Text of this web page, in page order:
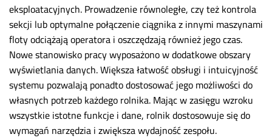
eksploatacyjnych. Prowadzenie równoległe, czy też kontrola
sekcji lub optymalne połączenie ciągnika z innymi maszynami
floty odciążają operatora i oszczędzają również jego czas.
Nowe stanowisko pracy wyposażono w dodatkowe obszary
wyświetlania danych. Większa łatwość obsługi i intuicyjność
systemu pozwalają ponadto dostosować jego możliwości do
własnych potrzeb każdego rolnika. Mając w zasięgu wzroku
wszystkie istotne funkcje i dane, rolnik dostosowuje się do
wymagań narzędzia i zwiększa wydajność zespołu.